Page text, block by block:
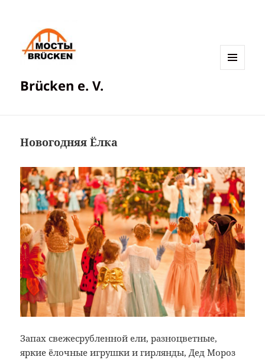
Brücken e. V.
Новогодняя Ёлка
Запах свежесрубленной ели, разноцветные,
яркие ёлочные игрушки и гирлянды, Дед Мороз